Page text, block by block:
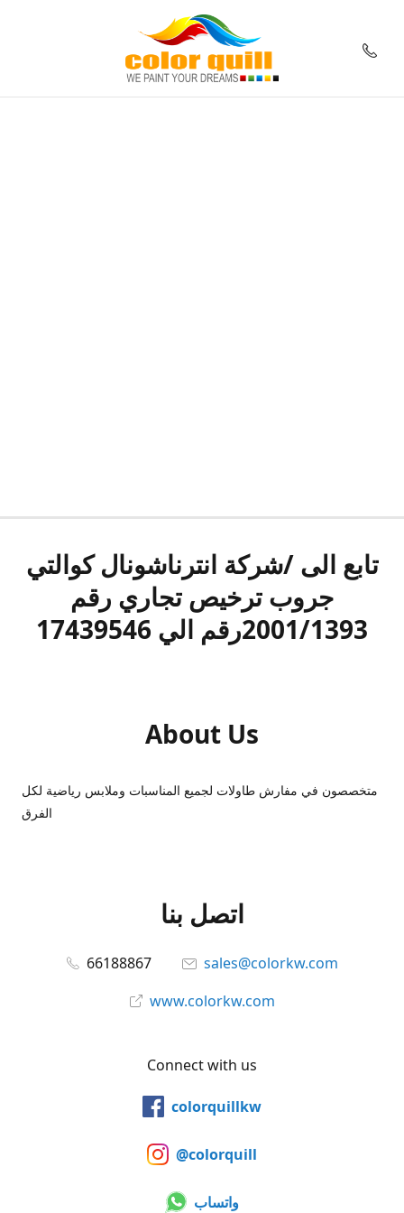
تابع الى /شركة انترناشونال كوالتي
جروب ترخيص تجاري رقم
2001/1393رقم الي 17439546
About Us
متخصصون في مفارش طاولات لجميع المناسبات وملابس رياضية لكل
الفرق
اتصل بنا
66188867
sales@colorkw.com
www.colorkw.com
Connect with us
colorquillkw
@colorquill
واتساب